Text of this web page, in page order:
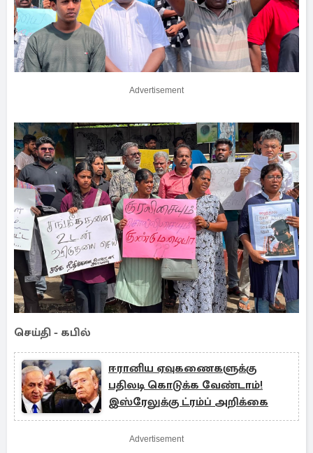
Advertisement
செய்தி - கபில்
ஈரானிய ஏவுகணைகளுக்கு
பதிலடி கொடுக்க வேண்டாம்!
இஸ்ரேலுக்கு ட்ரம்ப் அறிக்கை
Advertisement